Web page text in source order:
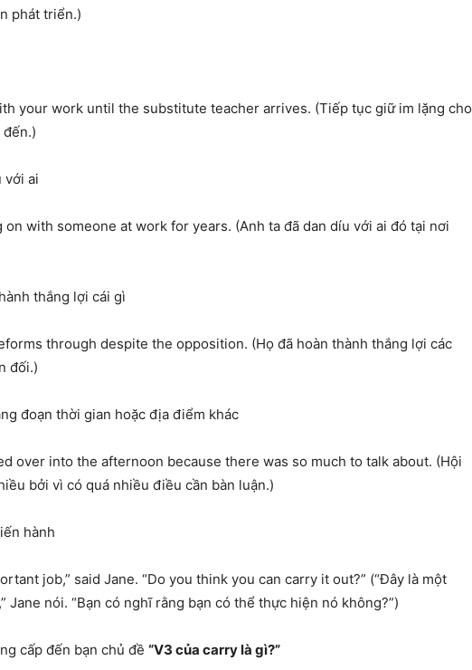
n phát triển.)
your work until the substitute teacher arrives. (Tiếp tục giữim lặng cho
đến.)
với ai
on with someone at work for years. (Anh ta đã dan díu với ai đó tại nơi
thắng lợi cái gì
through despite the opposition. (Họ đã hoàn thành thắng lợi các
n đối.)
đoạn thời gian hoặc địa điểm khác
over into the afternoon because there was so much to talk about. (Hội
ều bởi vì có quá nhiều điều cần bàn luận.)
hành
job,” said Jane. “Do you think you can carry it out?” (“Đây là một
Jane nói. “Bạn có nghĩ rằng bạn có thể thực hiện nó không?”)
cấp đến bạn chủ đề “V3 của carry là gì?”